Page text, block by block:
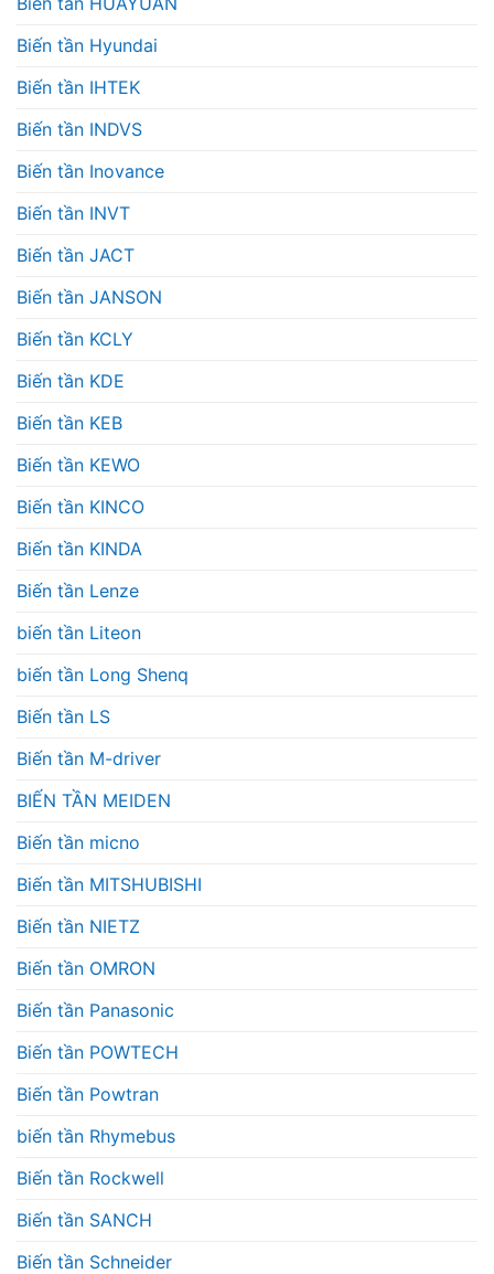
Biến tần Hyundai
Biến tần IHTEK
Biến tần INDVS
Biến tần Inovance
Biến tần INVT
Biến tần JACT
Biến tần JANSON
Biến tần KCLY
Biến tần KDE
Biến tần KEB
Biến tần KEWO
Biến tần KINCO
Biến tần KINDA
Biến tần Lenze
biến tần Liteon
biến tần Long Shenq
Biến tần LS
Biến tần M-driver
BIẾN TẦN MEIDEN
Biến tần micno
Biến tần MITSHUBISHI
Biến tần NIETZ
Biến tần OMRON
Biến tần Panasonic
Biến tần POWTECH
Biến tần Powtran
biến tần Rhymebus
Biến tần Rockwell
Biến tần SANCH
Biến tần Schneider